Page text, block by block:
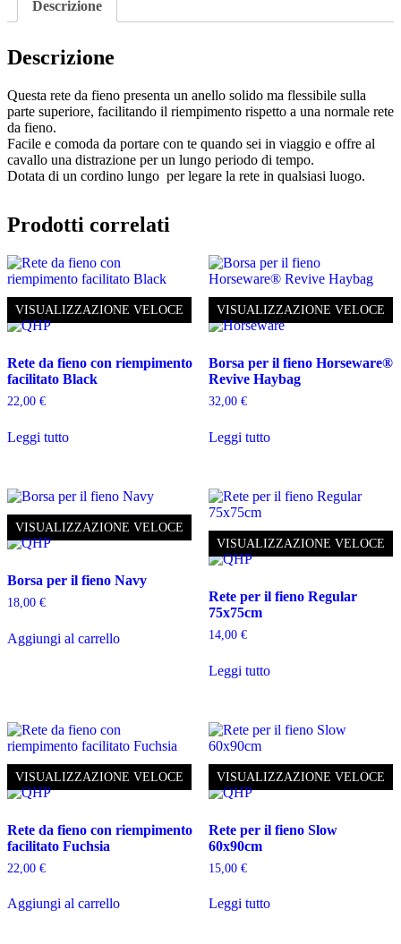
quantità
Descrizione
Descrizione
Questa rete da fieno presenta un anello solido ma flessibile sulla
parte superiore, facilitando il riempimento rispetto a una normale rete
da fieno.
Facile e comoda da portare con te quando sei in viaggio e offre al
cavallo una distrazione per un lungo periodo di tempo.
Dotata di un cordino lungo per legare la rete in qualsiasi luogo.
Prodotti correlati
VISUALIZZAZIONE VELOCE
Rete da fieno con riempimento
facilitato Black
22,00 €
Leggi tutto
VISUALIZZAZIONE VELOCE
Borsa per il fieno Horseware®
Revive Haybag
32,00 €
Leggi tutto
VISUALIZZAZIONE VELOCE
Borsa per il fieno Navy
18,00 €
Aggiungi al carrello
VISUALIZZAZIONE VELOCE
Rete per il fieno Regular
75x75cm
14,00 €
Leggi tutto
VISUALIZZAZIONE VELOCE
Rete da fieno con riempimento
facilitato Fuchsia
22,00 €
Aggiungi al carrello
VISUALIZZAZIONE VELOCE
Rete per il fieno Slow
60x90cm
15,00 €
Leggi tutto